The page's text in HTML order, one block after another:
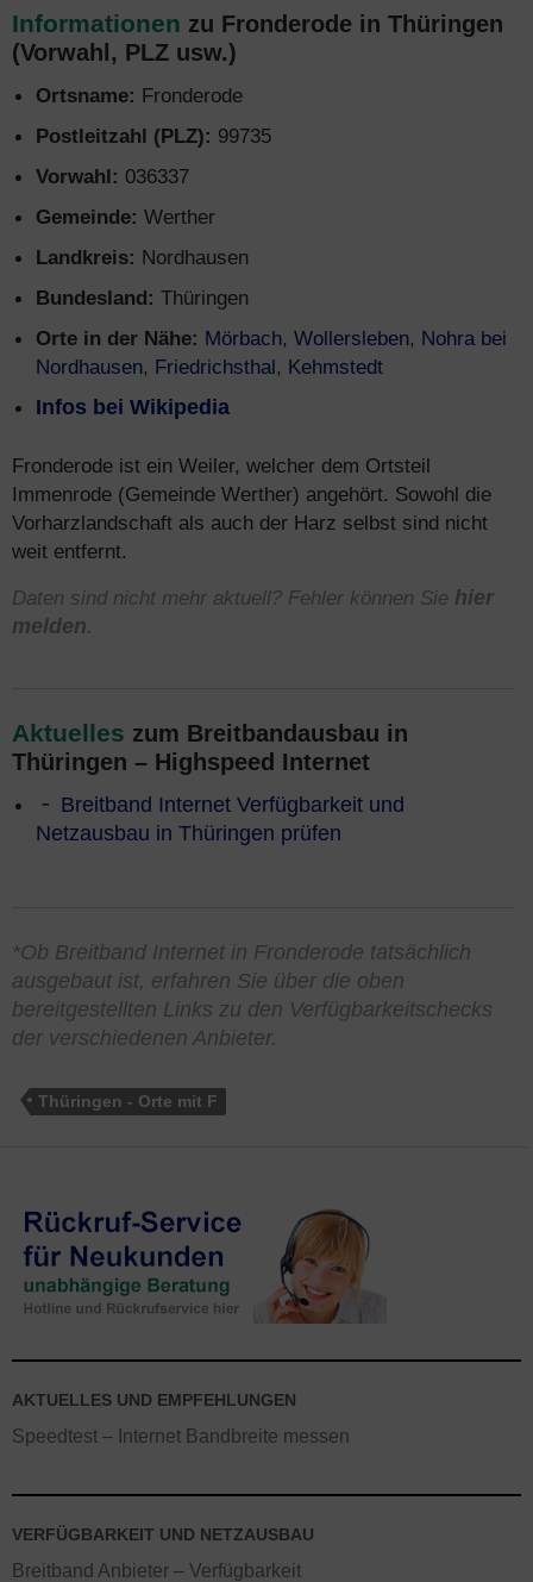
Informationen zu Fronderode in Thüringen
(Vorwahl, PLZ usw.)
Ortsname: Fronderode
Postleitzahl (PLZ): 99735
Vorwahl: 036337
Gemeinde: Werther
Landkreis: Nordhausen
Bundesland: Thüringen
Orte in der Nähe: Mörbach, Wollersleben, Nohra bei
Nordhausen, Friedrichsthal, Kehmstedt
Infos bei Wikipedia
Fronderode ist ein Weiler, welcher dem Ortsteil
Immenrode (Gemeinde Werther) angehört. Sowohl die
Vorharzlandschaft als auch der Harz selbst sind nicht
weit entfernt.
Daten sind nicht mehr aktuell? Fehler können Sie hier
melden.
Aktuelles zum Breitbandausbau in
Thüringen – Highspeed Internet
Breitband Internet Verfügbarkeit und
Netzausbau in Thüringen prüfen
*Ob Breitband Internet in Fronderode tatsächlich
ausgebaut ist, erfahren Sie über die oben
bereitgestellten Links zu den Verfügbarkeitschecks
der verschiedenen Anbieter.
Thüringen - Orte mit F
AKTUELLES UND EMPFEHLUNGEN
Speedtest – Internet Bandbreite messen
VERFÜGBARKEIT UND NETZAUSBAU
Breitband Anbieter – Verfügbarkeit